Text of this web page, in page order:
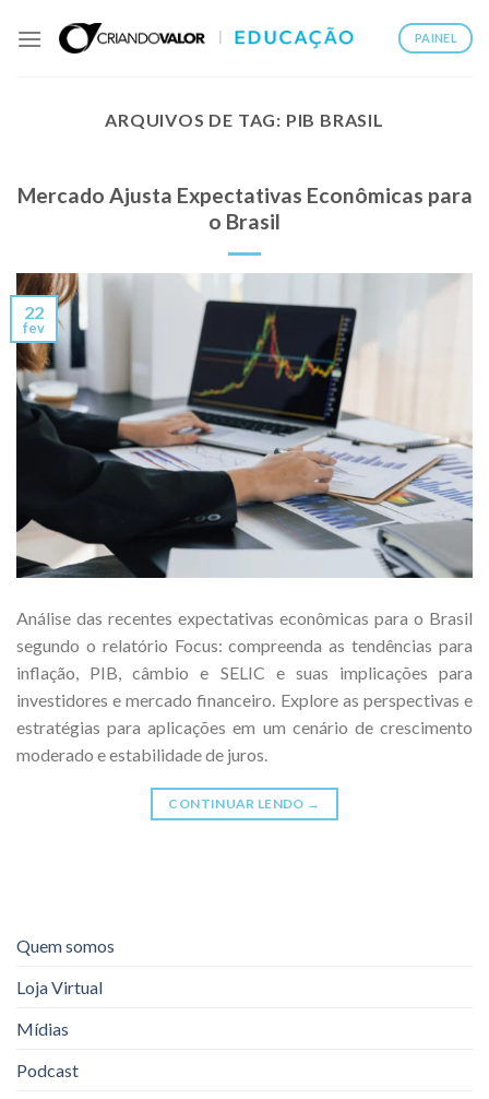
PAINEL
ARQUIVOS DE TAG: PIB BRASIL
Mercado Ajusta Expectativas Econômicas para
o Brasil
22
fev
Análise das recentes expectativas econômicas para o Brasil
segundo o relatório Focus: compreenda as tendências para
inflação, PIB, câmbio e SELIC e suas implicações para
investidores e mercado financeiro. Explore as perspectivas e
estratégias para aplicações em um cenário de crescimento
moderado e estabilidade de juros.
CONTINUAR LENDO →
Quem somos
Loja Virtual
Mídias
Podcast